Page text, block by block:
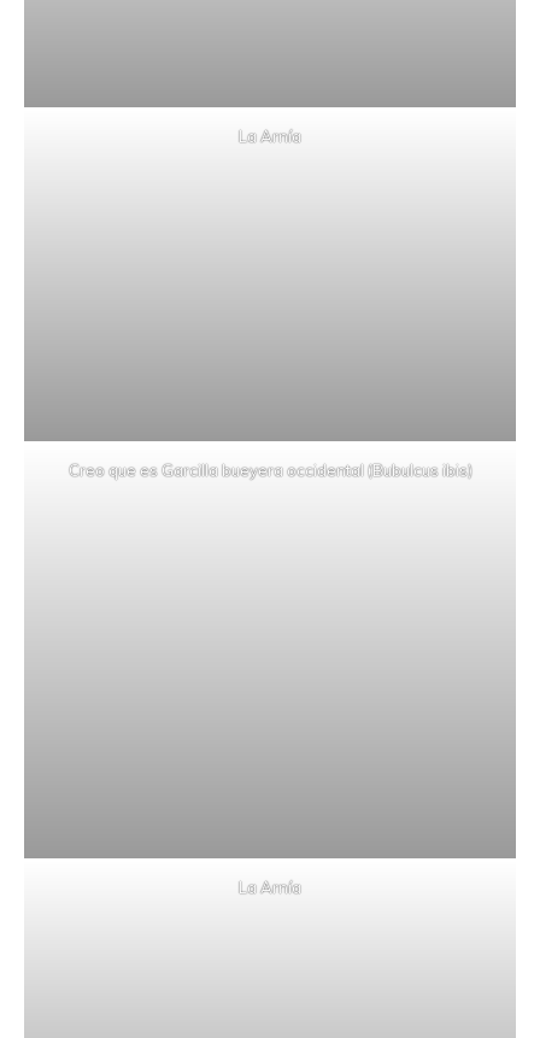
La Arnía
Creo que es Garcilla bueyera occidental (Bubulcus ibis)
La Arnía